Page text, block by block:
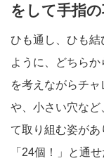
をして手指
ひも通し、ひも
ように、どちら
を考えながらチ
や、小さい穴など
て取り組む姿があ
「24個！」と通